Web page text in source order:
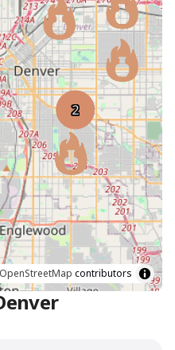
OpenStreetMap contributors